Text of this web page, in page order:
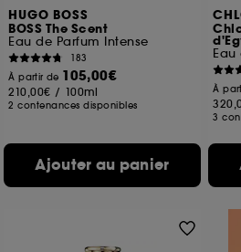
HUGO BOSS
BOSS The Scent
Eau de Parfum Intense
183
À partir de 105,00€
210,00€ / 100ml
2 contenances disponibles
Ajouter au panier
Eau
À
3